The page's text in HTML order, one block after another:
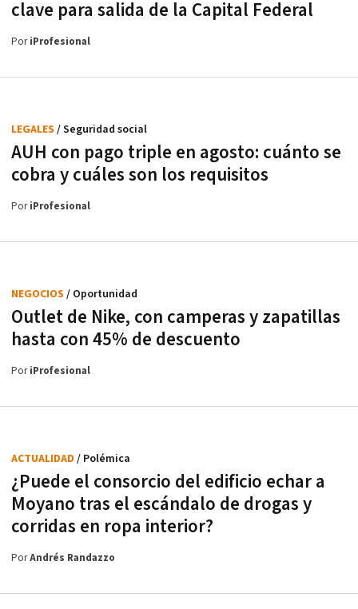
clave para salida de la Capital Federal
PoriProfesional
AUH con pago triple en agosto: cuánto se
cobra y cuáles son los requisitos
LEGALES / Seguridad social
PoriProfesional
Outlet de Nike, con camperas y zapatillas
hasta con 45% de descuento
NEGOCIOS / Oportunidad
PoriProfesional
¿Puede el consorcio del edificio echar a
Moyano tras el escándalo de drogas y
corridas en ropa interior?
ACTUALIDAD / Polémica
PorAndrés Randazzo